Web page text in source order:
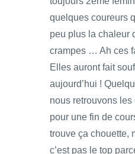
quelques coureurs
peu plus la chaleur
crampes … Ah ces
Elles auront fait
aujourd’hui !
nous retrouvons
pour une fin de
trouve ça chouette,
c’est pas le top